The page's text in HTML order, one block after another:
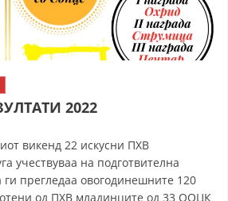
ИСТОРИЈАТ НА ЦКРМ
НА ДВИЖЕЊЕТО
НА ОРГАНИЗАЦИЈАТА
ВО ПРОФЕСИОНАЛНИ ТЕЛА
2022
викенд 22 искусни ПХВ
учествуваа на подготвителна
ги прегледаа овогодинешните 120
од ПХВ младинците од 33 ООЦК